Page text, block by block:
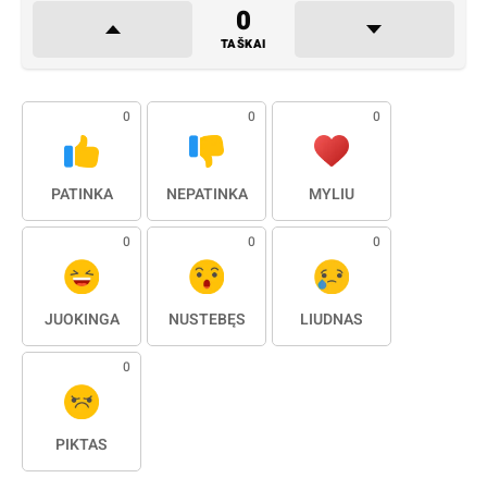
0
TAŠKAI
0
PATINKA
0
NEPATINKA
0
MYLIU
0
JUOKINGA
0
NUSTEBĘS
0
LIŪDNAS
0
PIKTAS